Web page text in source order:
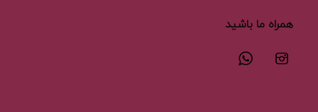
همراه ما باشید